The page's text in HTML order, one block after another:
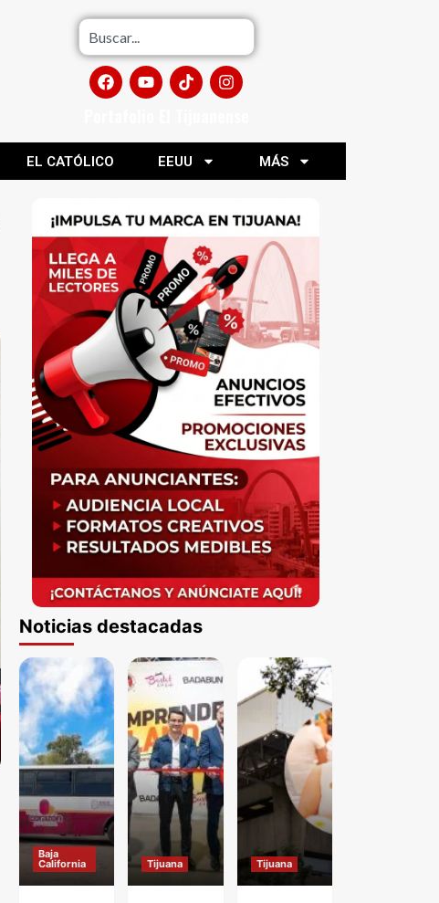
EL CATÓLICO EEUU MÁS
Noticias destacadas
Baja
California Tijuana Tijuana